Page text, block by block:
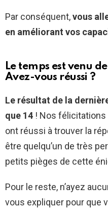
Par conséquent,vous
en améliorant vos
Le temps est venu
Avez-vous réussi ?
Le résultat de la
que 14 ! Nos
ont réussi à trouver la
être quelqu’un de très
petits pièges de cette
Pour le reste, n’ayez
vous expliquer pour que